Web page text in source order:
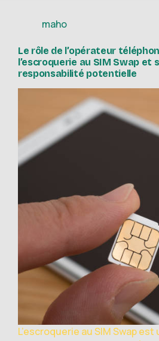
maho
Le rôle de l’opérateur
l’escroquerie au SIM Swap et
responsabilité potentielle
L’escroquerie au SIM Swap